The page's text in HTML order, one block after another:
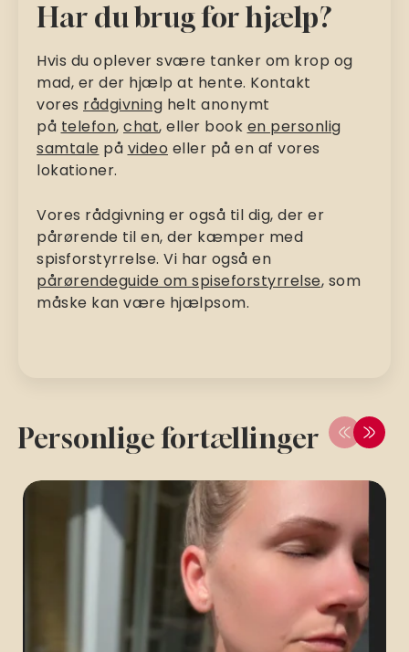
Har du brug for hjælp?
Hvis du oplever svære tanker om krop og
mad, er der hjælp at hente. Kontakt
vores rådgivning helt anonymt
på telefon, chat, eller book en personlig
samtale på video eller på en af vores
lokationer.
Vores rådgivning er også til dig, der er
pårørende til en, der kæmper med
spisforstyrrelse. Vi har også en
pårørendeguide om spiseforstyrrelse, som
måske kan være hjælpsom.
Personlige fortællinger